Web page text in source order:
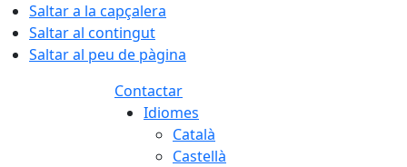
Saltar a la capçalera
Saltar al contingut
Saltar al peu de pàgina
Contactar
Idiomes
Català
Castellà